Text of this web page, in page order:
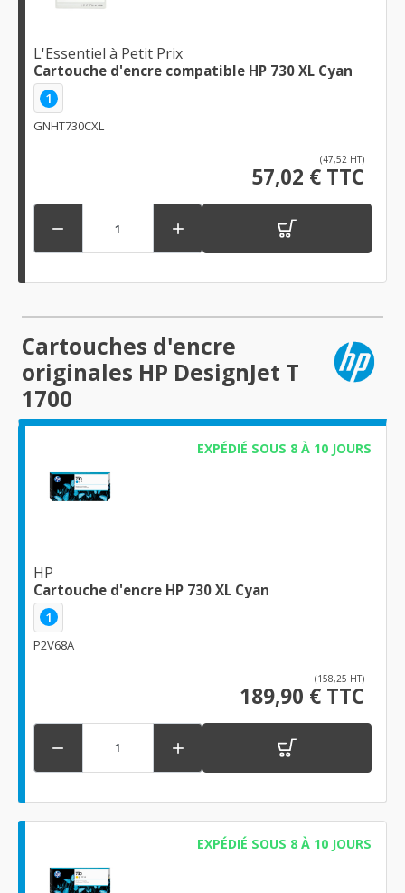
L'Essentiel à Petit Prix
Cartouche d'encre compatible HP 730 XL Cyan
1
GNHT730CXL
(47,52 HT)
57,02 € TTC
 
Cartouches d'encre
originales HP DesignJet T
1700
EXPÉDIÉ SOUS 8 À 10 JOURS
HP
Cartouche d'encre HP 730 XL Cyan
1
P2V68A
(158,25 HT)
189,90 € TTC
 
EXPÉDIÉ SOUS 8 À 10 JOURS